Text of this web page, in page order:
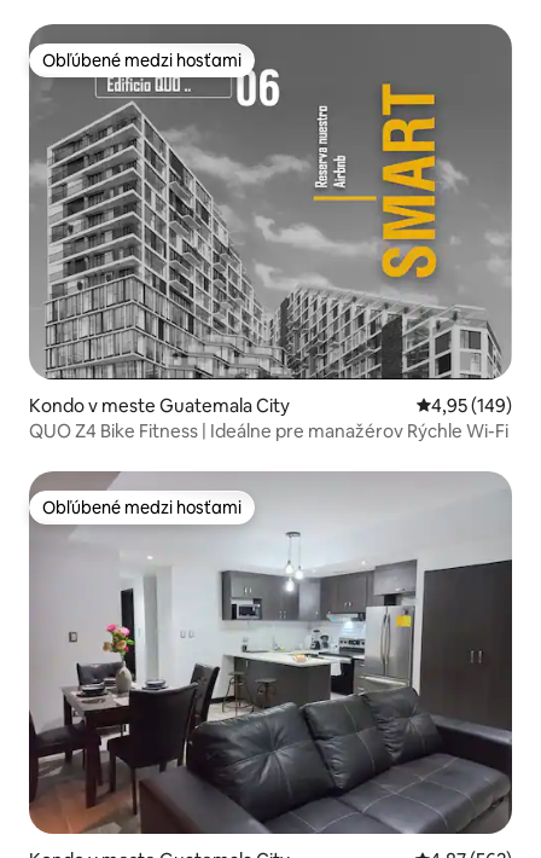
Obľúbené medzi hosťami
Obľúbené medzi hosťami
Kondo v meste Guatemala City Priemerné
4,95 (149)
QUO Z4 Bike Fitness | Ideálne pre manažérov Rýchle Wi-Fi
Obľúbené medzi hosťami
Obľúbené medzi hosťami